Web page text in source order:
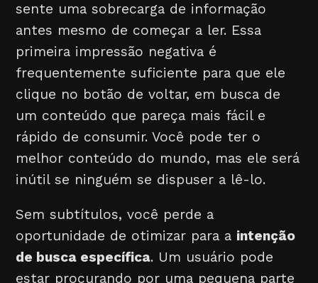
sente uma sobrecarga de informação
antes mesmo de começar a ler. Essa
primeira impressão negativa é
frequentemente suficiente para que ele
clique no botão de voltar, em busca de
um conteúdo que pareça mais fácil e
rápido de consumir. Você pode ter o
melhor conteúdo do mundo, mas ele será
inútil se ninguém se dispuser a lê-lo.
Sem subtítulos, você perde a
oportunidade de otimizar para a intenção
de busca específica. Um usuário pode
estar procurando por uma pequena parte